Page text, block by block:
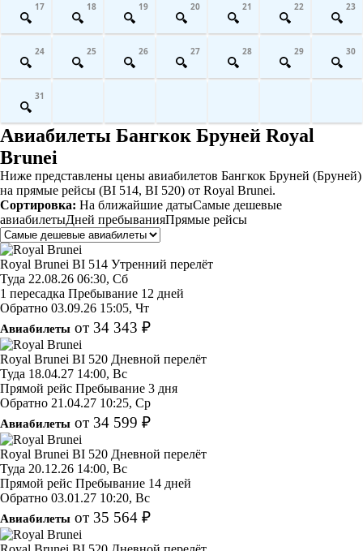
17 18 19 20 21 22 23
24 25 26 27 28 29 30
31
Авиабилеты Бангкок Бруней Royal
Brunei
Ниже представлены цены авиабилетов Бангкок Бруней (Бруней)
на прямые рейсы (BI 514, BI 520) от Royal Brunei.
Сортировка: На ближайшие датыСамые дешевые
авиабилетыДней пребыванияПрямые рейсы
Royal Brunei BI 514 Утренний перелёт
Туда 22.08.26 06:30, Сб
1 пересадка Пребывание 12 дней
Обратно 03.09.26 15:05, Чт
Авиабилеты от 34 343 ₽
Royal Brunei BI 520 Дневной перелёт
Туда 18.04.27 14:00, Вс
Прямой рейс Пребывание 3 дня
Обратно 21.04.27 10:25, Ср
Авиабилеты от 34 599 ₽
Royal Brunei BI 520 Дневной перелёт
Туда 20.12.26 14:00, Вс
Прямой рейс Пребывание 14 дней
Обратно 03.01.27 10:20, Вс
Авиабилеты от 35 564 ₽